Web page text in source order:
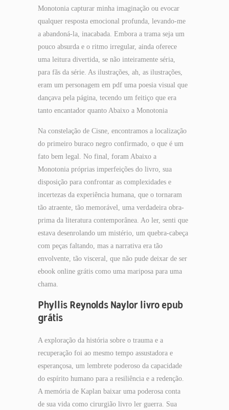
Monotonia capturar minha imaginação ou evocar
qualquer resposta emocional profunda, levando-me
a abandoná-la, inacabada. Embora a trama seja um
pouco absurda e o ritmo irregular, ainda oferece
uma leitura divertida, se não inteiramente séria,
para fãs da série. As ilustrações, ah, as ilustrações,
eram um personagem em pdf uma poesia visual que
dançava pela página, tecendo um feitiço que era
tanto encantador quanto Abaixo a Monotonia
Na constelação de Cisne, encontramos a localização
do primeiro buraco negro confirmado, o que é um
fato bem legal. No final, foram Abaixo a
Monotonia próprias imperfeições do livro, sua
disposição para confrontar as complexidades e
incertezas da experiência humana, que o tornaram
tão atraente, tão memorável, uma verdadeira obra-
prima da literatura contemporânea. Ao ler, senti que
estava desenrolando um mistério, um quebra-cabeça
com peças faltando, mas a narrativa era tão
envolvente, tão visceral, que não pude deixar de ser
ebook online grátis como uma mariposa para uma
chama.
Phyllis Reynolds Naylor livro epub
grátis
A exploração da história sobre o trauma e a
recuperação foi ao mesmo tempo assustadora e
esperançosa, um lembrete poderoso da capacidade
do espírito humano para a resiliência e a redenção.
A memória de Kaplan baixar uma poderosa conta
de sua vida como cirurgião livro ler guerra. Sua